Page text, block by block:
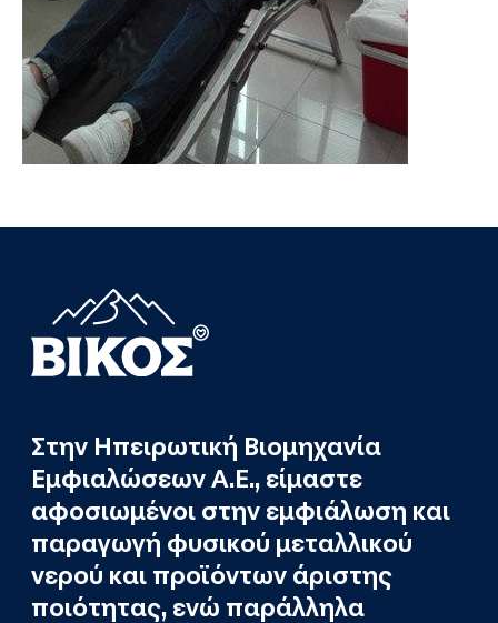
Στην Ηπειρωτική Βιομηχανία
Εμφιαλώσεων Α.Ε., είμαστε
αφοσιωμένοι στην εμφιάλωση και
παραγωγή φυσικού μεταλλικού
νερού και προϊόντων άριστης
ποιότητας, ενώ παράλληλα